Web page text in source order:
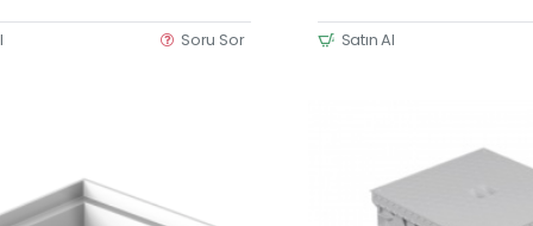
Soru Sor Satın Al